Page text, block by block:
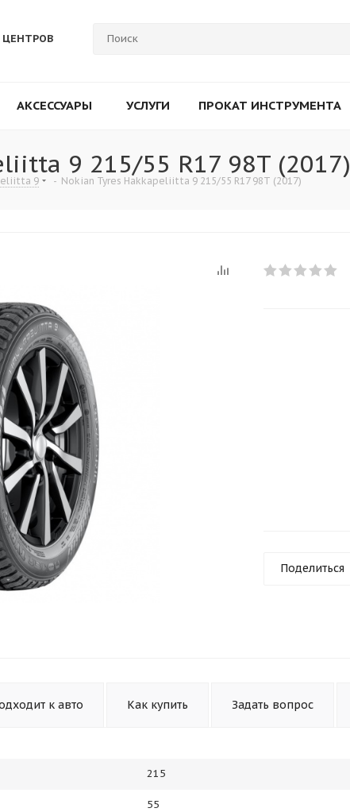
АКСЕССУАРЫ УСЛУГИ ПРОКАТ ИНСТРУМЕНТА
9 215/55 R17 98T (2017)
9 - Nokian Tyres Hakkapeliitta 9 215/55 R17 98T (2017)
Поделиться
к авто Как купить Задать вопрос
215
55